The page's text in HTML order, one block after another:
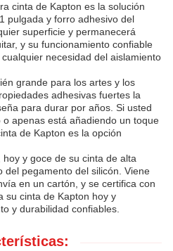
cinta de Kapton es la solución
pulgada y forro adhesivo del
superficie y permanecerá
y su funcionamiento confiable
necesidad del aislamiento
grande para los artes y los
adhesivas fuertes la
para durar por años. Si usted
apenas está añadiendo un toque
de Kapton es la opción
hoy y goce de su cinta de alta
del pegamento del silicón. Viene
en un cartón, y se certifica con
su cinta de Kapton hoy y
y durabilidad confiables.